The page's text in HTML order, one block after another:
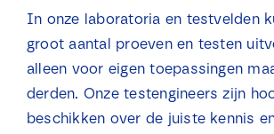
In onze laboratoria en testvelden
groot aantal proeven en testen
alleen voor eigen toepassingen
derden. Onze testengineers zijn
beschikken over de juiste kennis